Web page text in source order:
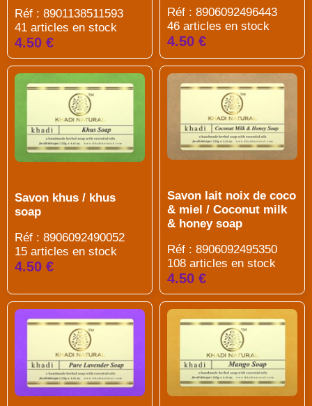
Réf : 8901138511593
41 articles en stock
4.50 €
Réf : 8906092496443
46 articles en stock
4.50 €
Savon khus / khus
soap
Réf : 8906092490052
15 articles en stock
4.50 €
Savon lait noix de coco
& miel / Coconut milk
& honey soap
Réf : 8906092495350
108 articles en stock
4.50 €